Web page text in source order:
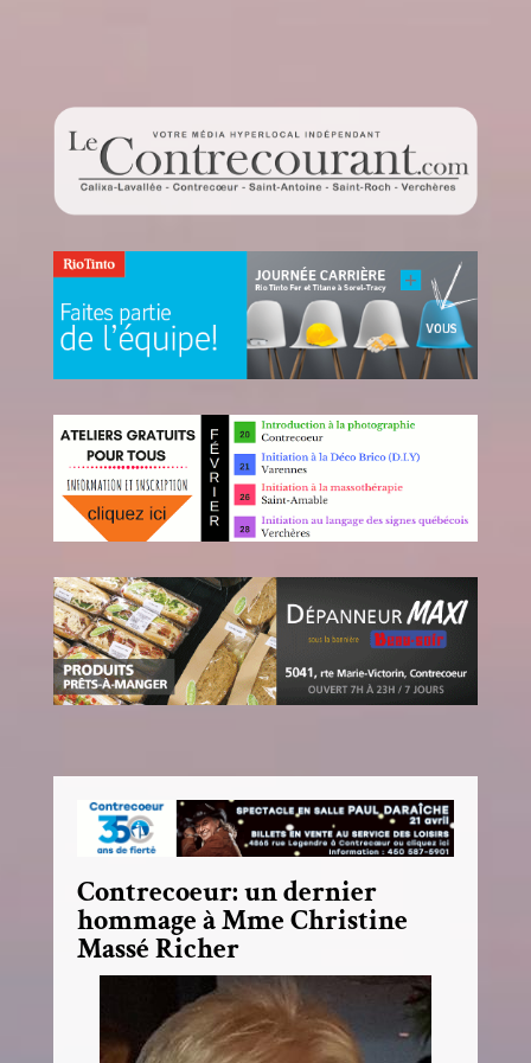
Contrecoeur: un dernier
hommage à Mme Christine
Massé Richer